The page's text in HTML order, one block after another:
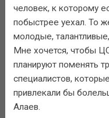
человек, к которому
побыстрее уехал. То
молодые,
Мне хочется, чтобы
планируют поменять
специалистов,
привлекали бы
Алаев.